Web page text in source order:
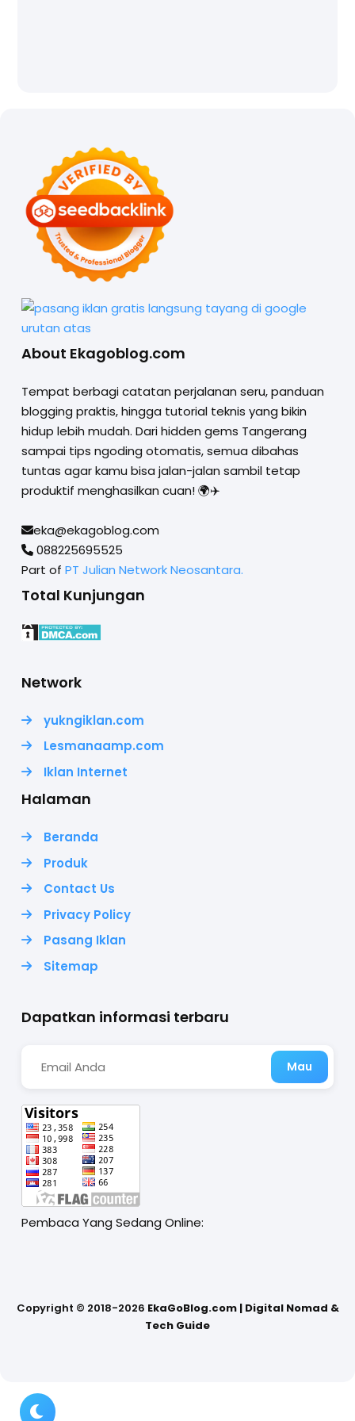
About Ekagoblog.com
Tempat berbagi catatan perjalanan seru, panduan
blogging praktis, hingga tutorial teknis yang bikin
hidup lebih mudah. Dari hidden gems Tangerang
sampai tips ngoding otomatis, semua dibahas
tuntas agar kamu bisa jalan-jalan sambil tetap
produktif menghasilkan cuan! 🌍✈️
eka@ekagoblog.com
088225695525
Part of PT Julian Network Neosantara.
Total Kunjungan
Network
yukngiklan.com
Lesmanaamp.com
Iklan Internet
Halaman
Beranda
Produk
Contact Us
Privacy Policy
Pasang Iklan
Sitemap
Dapatkan informasi terbaru
Pembaca Yang Sedang Online:
Copyright © 2018-2026 EkaGoBlog.com | Digital Nomad &
Tech Guide